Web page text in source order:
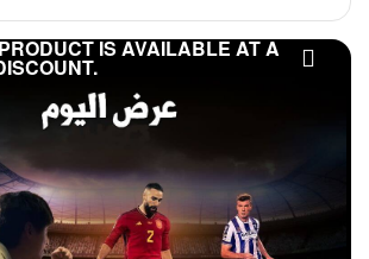
IS AVAILABLE AT A